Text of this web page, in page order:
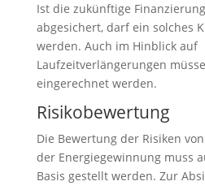
Ist die zukünftige
abgesichert, darf ein solches
werden. Auch im Hinblick auf
Laufzeitverlängerungen
eingerechnet werden.
Risikobewertung
Die Bewertung der Risiken
der Energiegewinnung muss
Basis gestellt werden. Zur